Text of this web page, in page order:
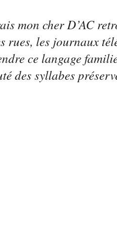
mon cher D’AC
rues, les journaux
ce langage
des syllabes